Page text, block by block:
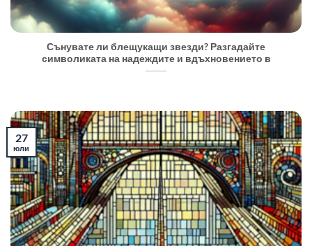
Сънувате ли блещукащи звезди? Разгадайте
символиката на надеждите и вдъхновението в
27
юли